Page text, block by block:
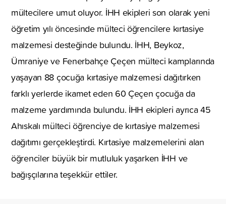
mültecilere umut oluyor. İHH ekipleri son olarak yeni
öğretim yılı öncesinde mülteci öğrencilere kırtasiye
malzemesi desteğinde bulundu. İHH, Beykoz,
Ümraniye ve Fenerbahçe Çeçen mülteci kamplarında
yaşayan 88 çocuğa kırtasiye malzemesi dağıtırken
farklı yerlerde ikamet eden 60 Çeçen çocuğa da
malzeme yardımında bulundu. İHH ekipleri ayrıca 45
Ahıskalı mülteci öğrenciye de kırtasiye malzemesi
dağıtımı gerçekleştirdi. Kırtasiye malzemelerini alan
öğrenciler büyük bir mutluluk yaşarken İHH ve
bağışçılarına teşekkür ettiler.